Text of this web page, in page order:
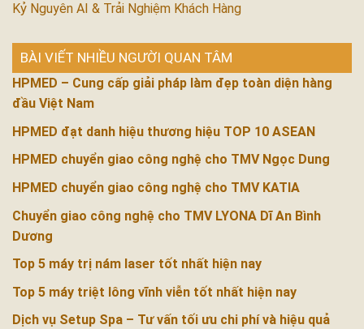
Kỷ Nguyên AI & Trải Nghiệm Khách Hàng
BÀI VIẾT NHIỀU NGƯỜI QUAN TÂM
HPMED – Cung cấp giải pháp làm đẹp toàn diện hàng
đầu Việt Nam
HPMED đạt danh hiệu thương hiệu TOP 10 ASEAN
HPMED chuyển giao công nghệ cho TMV Ngọc Dung
HPMED chuyển giao công nghệ cho TMV KATIA
Chuyển giao công nghệ cho TMV LYONA Dĩ An Bình
Dương
Top 5 máy trị nám laser tốt nhất hiện nay
Top 5 máy triệt lông vĩnh viễn tốt nhất hiện nay
Dịch vụ Setup Spa – Tư vấn tối ưu chi phí và hiệu quả